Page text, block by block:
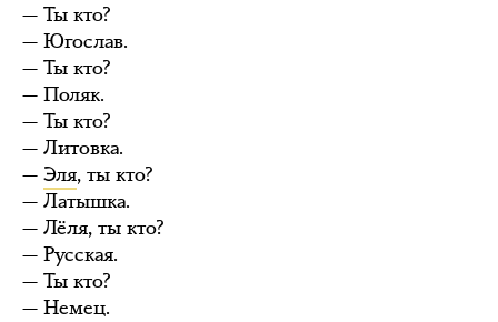
— Ты кто?
— Югослав.
— Ты кто?
— Поляк.
— Ты кто?
— Литовка.
— Эля, ты кто?
— Латышка.
— Лёля, ты кто?
— Русская.
— Ты кто?
— Немец.